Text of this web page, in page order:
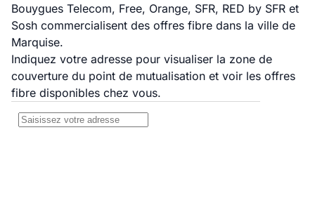
Bouygues Telecom, Free, Orange, SFR, RED by SFR et
Sosh commercialisent des offres fibre dans la ville de
Marquise.
Indiquez votre adresse pour visualiser la zone de
couverture du point de mutualisation et voir les offres
fibre disponibles chez vous.